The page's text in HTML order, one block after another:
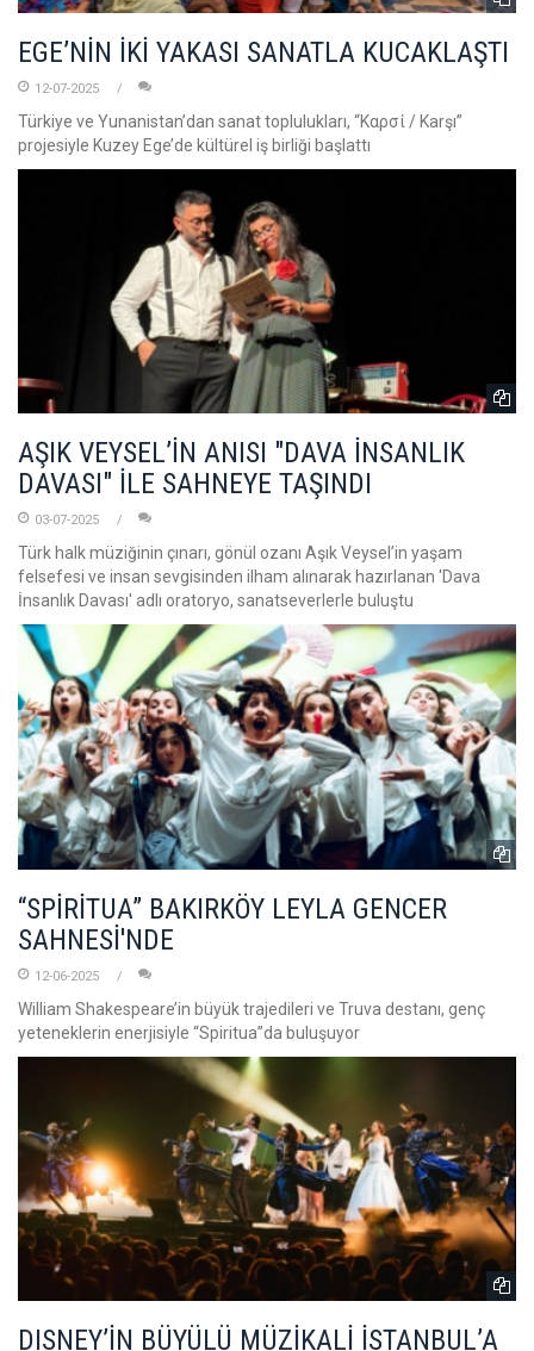
EGE’NİN İKİ YAKASI SANATLA KUCAKLAŞTI
12-07-2025
Türkiye ve Yunanistan’dan sanat toplulukları, “Καρσί / Karşı”
projesiyle Kuzey Ege’de kültürel iş birliği başlattı
AŞIK VEYSEL’İN ANISI "DAVA İNSANLIK
DAVASI" İLE SAHNEYE TAŞINDI
03-07-2025
Türk halk müziğinin çınarı, gönül ozanı Aşık Veysel’in yaşam
felsefesi ve insan sevgisinden ilham alınarak hazırlanan 'Dava
İnsanlık Davası' adlı oratoryo, sanatseverlerle buluştu
“SPİRİTUA” BAKIRKÖY LEYLA GENCER
SAHNESİ'NDE
12-06-2025
William Shakespeare’in büyük trajedileri ve Truva destanı, genç
yeteneklerin enerjisiyle “Spiritua”da buluşuyor
DISNEY’İN BÜYÜLÜ MÜZİKALİ İSTANBUL’A